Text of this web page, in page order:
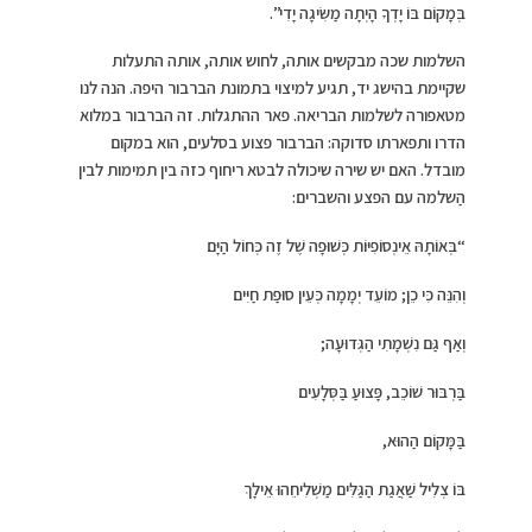
בְּמָקוֹם בּוֹ יָדְךָ הָיְתָה מַשִּׂיגָה יָדִי”.
השלמות שכה מבקשים אותה, לחוש אותה, אותה התעלות
שקיימת בהישג יד, תגיע למיצוי בתמונת הברבור היפה. הנה לנו
מטאפורה לשלמות הבריאה. פאר ההתגלות. זה הברבור במלוא
הדרו ותפארתו סדוקה: הברבור פצוע בסלעים, הוא במקום
מובדל. האם יש שירה שיכולה לבטא ריחוף כזה בין תמימות לבין
הַשלמה עם הפצע והשברים:
“בְּאוֹתָהּ אֵינְסוֹפִיּוֹת כְּשׁוּפָה שֶׁל זֶה כְּחוֹל הַיָּם
וְהִנֵּה כִּי כֵן; מוֹעֵד יְמָמָה כְּעֵין סוּפַת חַיִּים
וְאַף גַּם נִשְׁמָתִי הַגְּדוּעָה;
בַּרְבּוּר שׁוֹכֵב, פָּצוּעַ בַּסְּלָעִים
בַּמָּקוֹם הַהוּא,
בּוֹ צְלִיל שַׁאֲגַת הַגַּלִּים מַשְׁלִיחֵהוּ אֵילָךְ